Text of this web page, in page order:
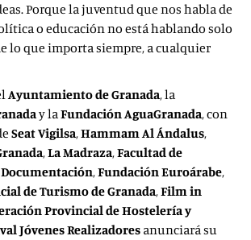
Porque la juventud que nos habla de
o educación no está hablando solo
lo que importa siempre, a cualquier
Ayuntamiento de Granada, la
y laFundación AguaGranada, con
Seat Vigilsa,Hammam Al Ándalus,
,La Madraza,Facultad de
,Fundación Euroárabe,
de Turismo de Granada,Film in
Provincial de Hostelería y
Jóvenes Realizadores anunciará su